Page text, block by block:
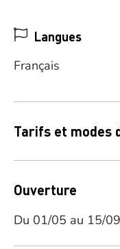
Langues
Français
Tarifs et modes
Ouverture
Du 01/05 au 15/